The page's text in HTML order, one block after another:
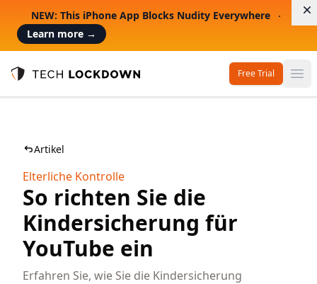
NEW: This iPhone App Blocks Nudity Everywhere
Learn more →
Tech Lockdown
Free Trial
Artikel
Elterliche Kontrolle
So richten Sie die
Kindersicherung für
YouTube ein
Erfahren Sie, wie Sie die Kindersicherung